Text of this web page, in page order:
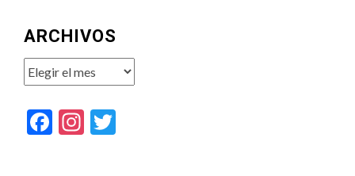
ARCHIVOS
Archivos
Facebook
Instagram